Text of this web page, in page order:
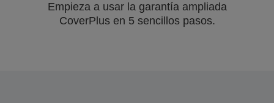
Empieza a usar la garantía ampliada
CoverPlus en 5 sencillos pasos.